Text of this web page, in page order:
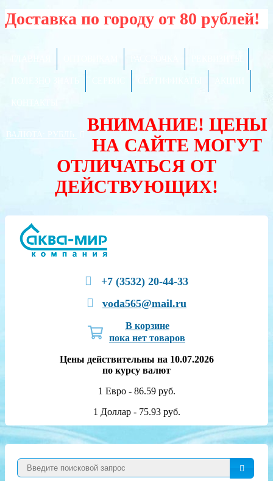
Доставка по городу от 80 рублей!
ВАЛЮТА:
ВНИМАНИЕ! ЦЕНЫ
НА САЙТЕ МОГУТ
ОТЛИЧАТЬСЯ ОТ
ДЕЙСТВУЮЩИХ!
+7 (3532) 20-44-33
voda565@mail.ru
В корзине
пока нет товаров
Цены действительны на 10.07.2026
по курсу валют
1 Евро - 86.59 руб.
1 Доллар - 75.93 руб.